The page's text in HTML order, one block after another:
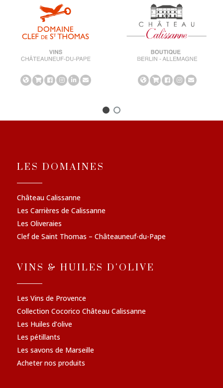
LES DOMAINES
Château Calissanne
Les Carrières de Calissanne
Les Oliveraies
Clef de Saint Thomas – Châteauneuf-du-Pape
VINS & HUILES D'OLIVE
Les Vins de Provence
Collection Cocorico Château Calissanne
Les Huiles d’olive
Les pétillants
Les savons de Marseille
Acheter nos produits